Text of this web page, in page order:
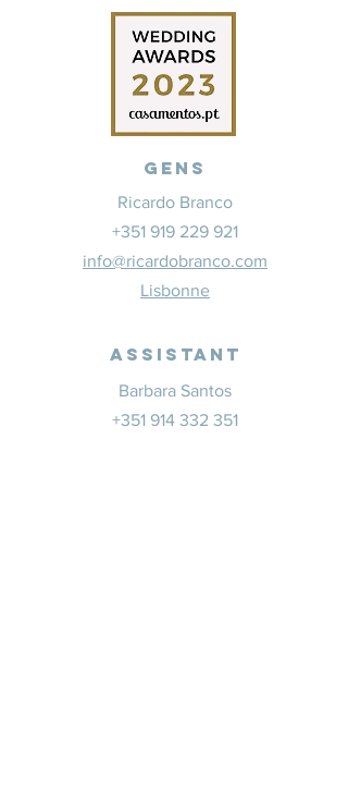
Gens
Ricardo Branco
+351 919 229 921
info@ricardobranco.com
Lisbonne
Assistant
Barbara Santos
+351 914 332 351